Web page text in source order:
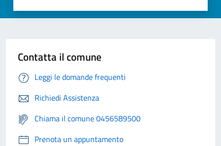
Contatta il comune
Leggi le domande frequenti
Richiedi Assistenza
Chiama il comune 0456589500
Prenota un appuntamento